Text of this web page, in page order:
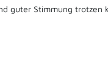
guter Stimmung trotzen